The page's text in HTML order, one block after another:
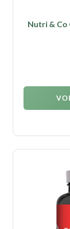
Nutri & Co